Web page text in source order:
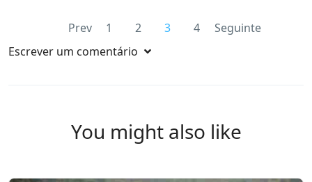
Prev 1 2 3 4
Seguinte
Escrever um comentário
You might also like